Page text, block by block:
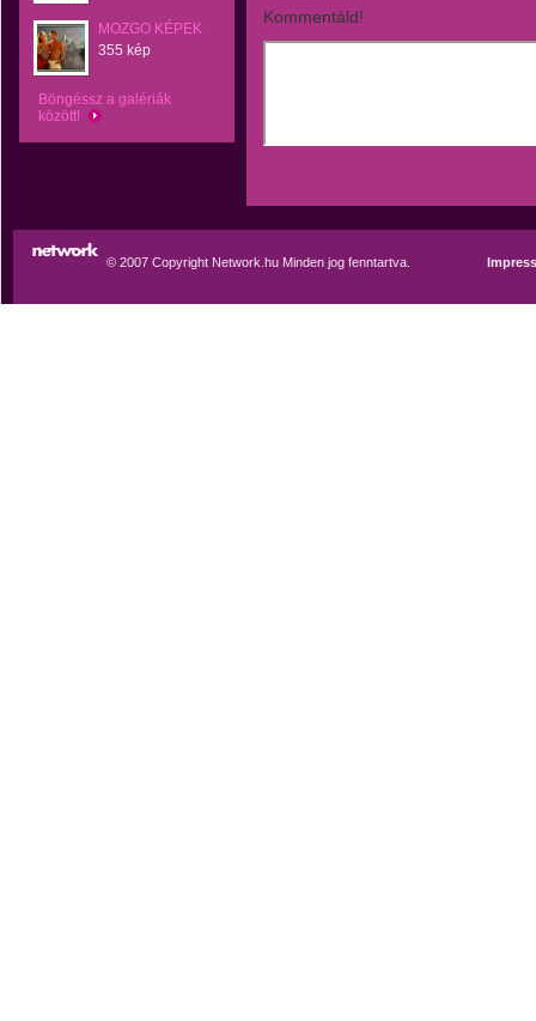
MOZGO KÉPEK
355 kép
Böngéssz a galériák
között!
Kommentáld!
© 2007 Copyright Network.hu Minden jog fenntartva.